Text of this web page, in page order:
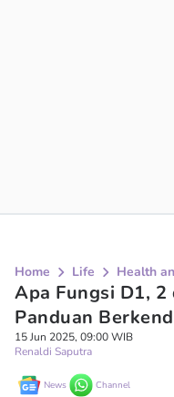
Home Life Health
Apa Fungsi D1,
Panduan
15 Jun 2025, 09:00 WIB
Renaldi Saputra
News Channel